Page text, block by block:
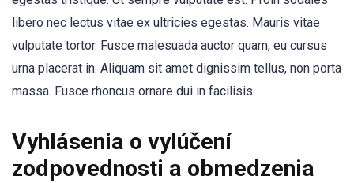
libero nec lectus vitae ex ultricies egestas. Mauris vitae
vulputate tortor. Fusce malesuada auctor quam, eu cursus
urna placerat in. Aliquam sit amet dignissim tellus, non porta
massa. Fusce rhoncus ornare dui in facilisis.
Vyhlásenia o vylúčení
zodpovednosti a obmedzenia